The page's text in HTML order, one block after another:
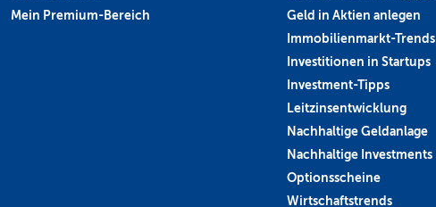
Mein Premium-Bereich
Geld in Aktien anlegen
Immobilienmarkt-Trends
Investitionen in Startups
Investment-Tipps
Leitzinsentwicklung
Nachhaltige Geldanlage
Nachhaltige Investments
Optionsscheine
Wirtschaftstrends